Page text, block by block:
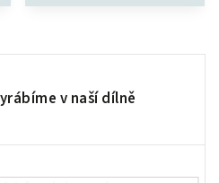
v naší dílně